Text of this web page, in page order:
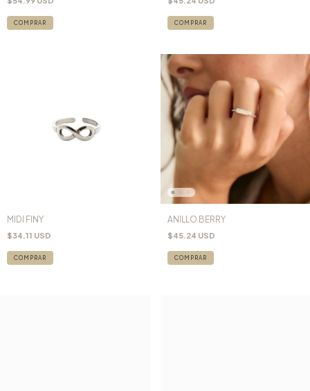
COMPRAR COMPRAR
MIDI FINY
$34.11 USD
ANILLO BERRY
$45.24 USD
COMPRAR